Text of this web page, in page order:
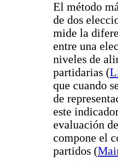
El método
de dos
mide la
entre una
niveles de
partidarias (
que cuando
de
este
evaluación
compone el
partidos (